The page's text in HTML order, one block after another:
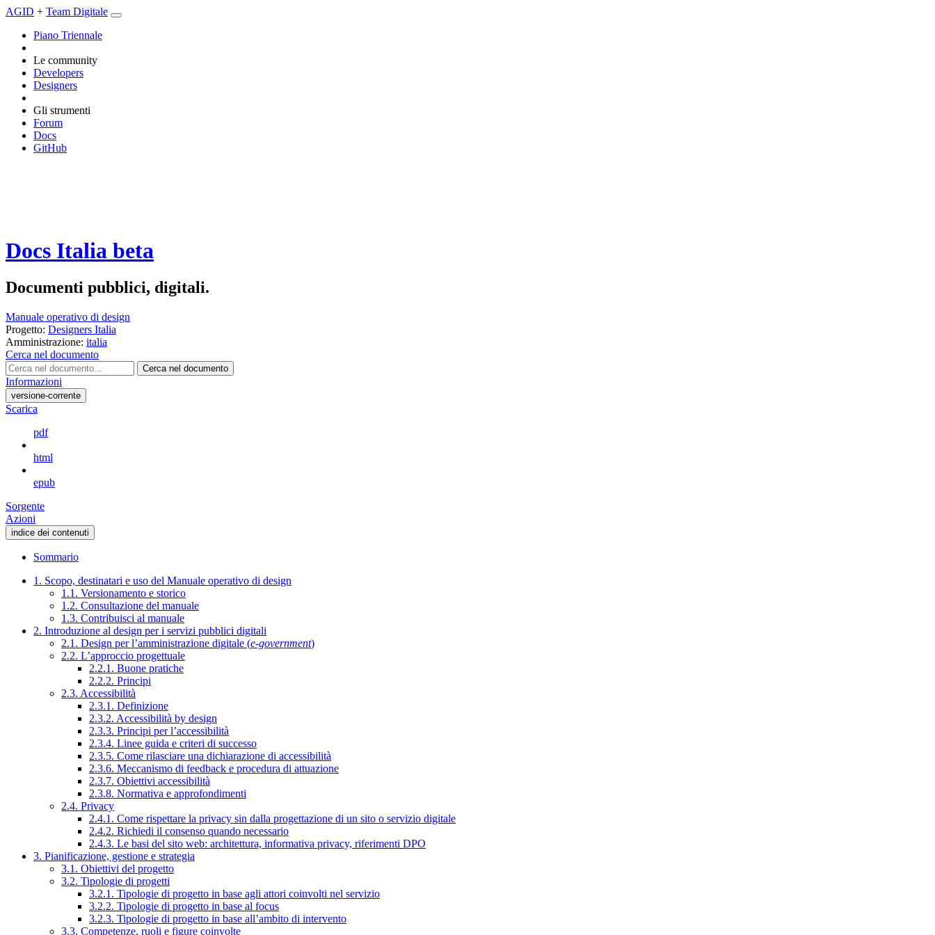
AGID + Team Digitale
Piano Triennale
Le community
Developers
Designers
Gli strumenti
Forum
Docs
GitHub
Docs Italia beta
Documenti pubblici, digitali.
Manuale operativo di design
Progetto: Designers Italia
Amministrazione: italia
Cerca nel documento
Cerca nel documento
Informazioni
versione-corrente
Scarica
pdf
html
epub
Sorgente
Azioni
indice dei contenuti
Sommario
1. Scopo, destinatari e uso del Manuale operativo di design
1.1. Versionamento e storico
1.2. Consultazione del manuale
1.3. Contribuisci al manuale
2. Introduzione al design per i servizi pubblici digitali
2.1. Design per l’amministrazione digitale (e-government)
2.2. L’approccio progettuale
2.2.1. Buone pratiche
2.2.2. Principi
2.3. Accessibilità
2.3.1. Definizione
2.3.2. Accessibilità by design
2.3.3. Principi per l’accessibilità
2.3.4. Linee guida e criteri di successo
2.3.5. Come rilasciare una dichiarazione di accessibilità
2.3.6. Meccanismo di feedback e procedura di attuazione
2.3.7. Obiettivi accessibilità
2.3.8. Normativa e approfondimenti
2.4. Privacy
2.4.1. Come rispettare la privacy sin dalla progettazione di un sito o servizio digitale
2.4.2. Richiedi il consenso quando necessario
2.4.3. Le basi del sito web: architettura, informativa privacy, riferimenti DPO
3. Pianificazione, gestione e strategia
3.1. Obiettivi del progetto
3.2. Tipologie di progetti
3.2.1. Tipologie di progetto in base agli attori coinvolti nel servizio
3.2.2. Tipologie di progetto in base al focus
3.2.3. Tipologie di progetto in base all’ambito di intervento
3.3. Competenze, ruoli e figure coinvolte